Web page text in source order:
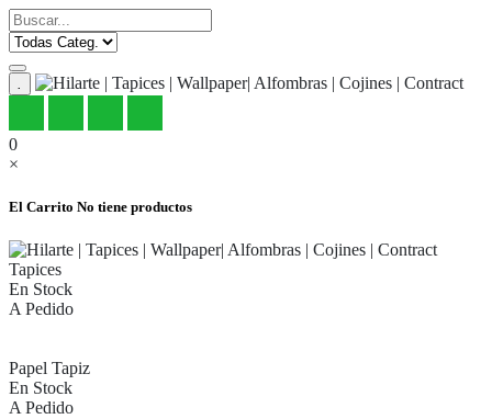
.
0
×
El Carrito No tiene productos
Tapices
En Stock
A Pedido
Papel Tapiz
En Stock
A Pedido